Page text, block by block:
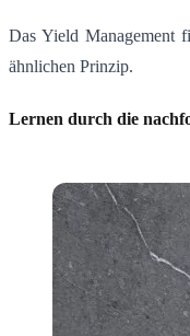
Das Yield Management
ähnlichen Prinzip.
Lernen durch die